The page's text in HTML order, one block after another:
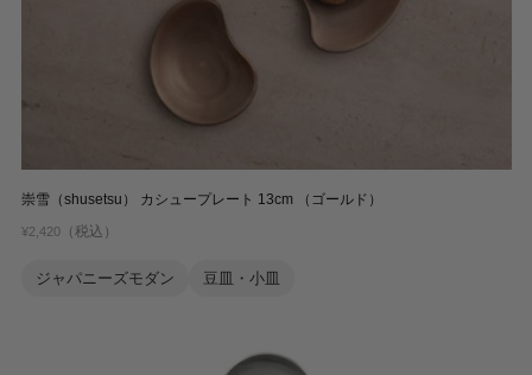
崇雪（shusetsu） カシュープレート 13cm （ゴールド）
¥2,420（税込）
ジャパニーズモダン 豆皿・小皿